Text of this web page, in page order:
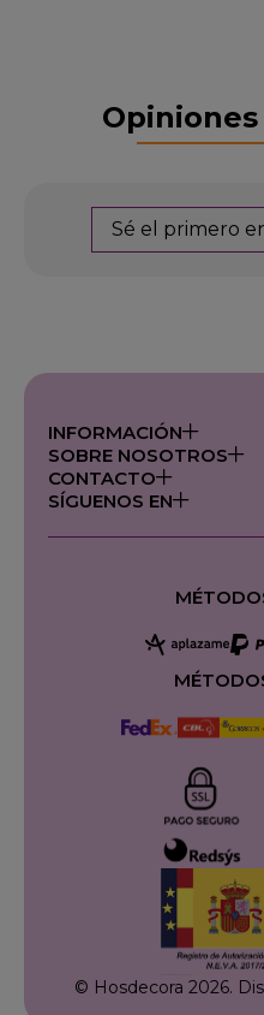
Sé el primero
INFORMACIÓN
SOBRE NOSOTROS
CONTACTO
SÍGUENOS EN
© Hosdecora 2026.